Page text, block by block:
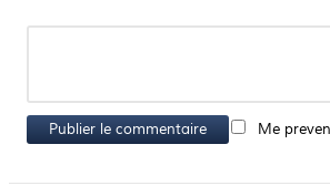
Publier le commentaire Me